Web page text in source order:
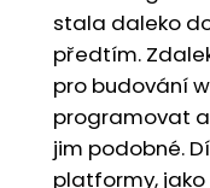
stala daleko
předtím.
pro budování
programovat a
jim podobné.
platformy, jako